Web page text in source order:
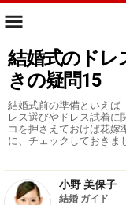
結婚式のドレ
きの疑問15
結婚式前の準備といえば
レス選びやドレス試着に
コを押さえておけば花嫁
に、チェックしておきま
小野 美保子
結婚 ガイド